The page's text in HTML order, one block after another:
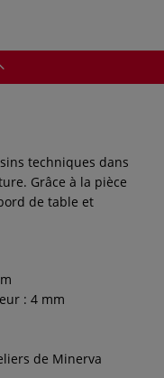
techniques dans
Grâce à la pièce
de table et
: 4 mm
de Minerva